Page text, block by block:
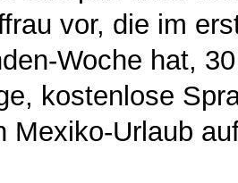
vor, die im
Woche hat,
kostenlose
Mexiko-Urlaub